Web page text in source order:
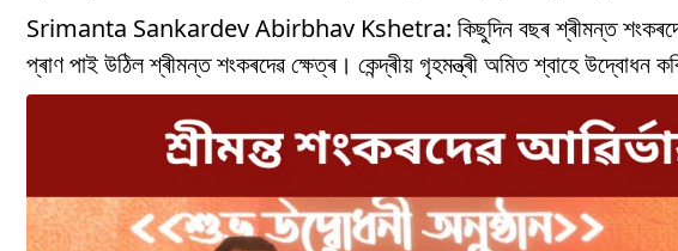
Srimanta Sankardev Abirbhav Kshetra: কিছুদিন বছৰ শ্ৰীমন্ত শংকৰদেৱৰ
প্ৰাণ পাই উঠিল শ্ৰীমন্ত শংকৰদেৱ ক্ষেত্ৰ। কেন্দ্ৰীয় গৃহমন্ত্ৰী অমিত শ্বাহে উদ্বোধন